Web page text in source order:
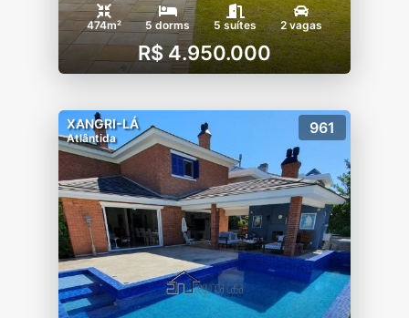
474m² 5 dorms 5 suítes 2 vagas
R$ 4.950.000
XANGRI-LÁ
Atlântida
961